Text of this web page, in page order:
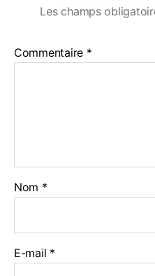
Les champs
Commentaire *
Nom *
E-mail *